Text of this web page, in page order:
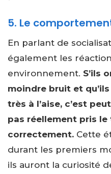
5. Le
En parlant de
également les
environnement. S’ils
moindre bruit et
très à l’aise, c’est
pas réellement pris
correctement. Cette
durant les premiers
ils auront la curiosité